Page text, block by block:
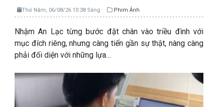
Thứ Năm, 06/08/26 10:38 Sáng Phim Ảnh
Nhậm An Lạc từng bước đặt chân vào triều đình với
mục đích riêng, nhưng càng tiến gần sự thật, nàng càng
phải đối diện với những lựa…